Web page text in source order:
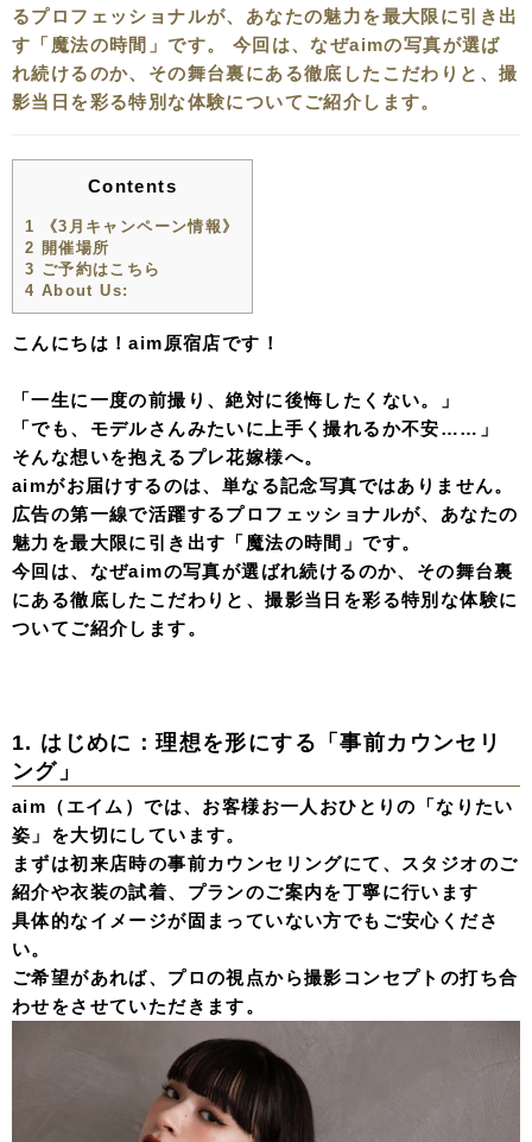
るプロフェッショナルが、あなたの魅力を最大限に引き出
す「魔法の時間」です。 今回は、なぜaimの写真が選ば
れ続けるのか、その舞台裏にある徹底したこだわりと、撮
影当日を彩る特別な体験についてご紹介します。
Contents
1 《3月キャンペーン情報》
2 開催場所
3 ご予約はこちら
4 About Us:
こんにちは！aim原宿店です！
「一生に一度の前撮り、絶対に後悔したくない。」
「でも、モデルさんみたいに上手く撮れるか不安……」
そんな想いを抱えるプレ花嫁様へ。
aimがお届けするのは、単なる記念写真ではありません。
広告の第一線で活躍するプロフェッショナルが、あなたの
魅力を最大限に引き出す「魔法の時間」です。
今回は、なぜaimの写真が選ばれ続けるのか、その舞台裏
にある徹底したこだわりと、撮影当日を彩る特別な体験に
ついてご紹介します。
1. はじめに：理想を形にする「事前カウンセリ
ング」
aim（エイム）では、お客様お一人おひとりの「なりたい
姿」を大切にしています。
まずは初来店時の事前カウンセリングにて、スタジオのご
紹介や衣装の試着、プランのご案内を丁寧に行います
具体的なイメージが固まっていない方でもご安心くださ
い。
ご希望があれば、プロの視点から撮影コンセプトの打ち合
わせをさせていただきます。